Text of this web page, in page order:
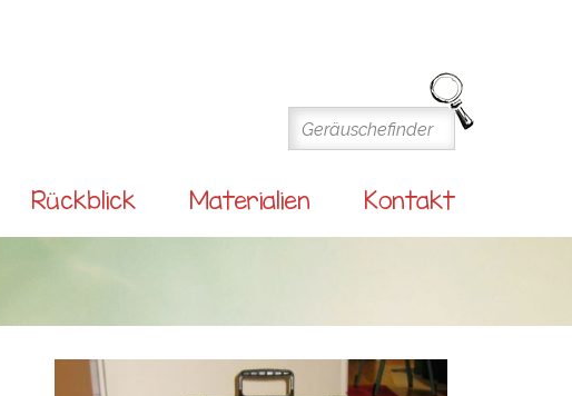
Rückblick Materialien Kontakt